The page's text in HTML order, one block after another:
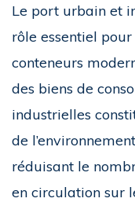
Le port urbain et
rôle essentiel
conteneurs
des biens de
industrielles
de
réduisant le
en circulation sur